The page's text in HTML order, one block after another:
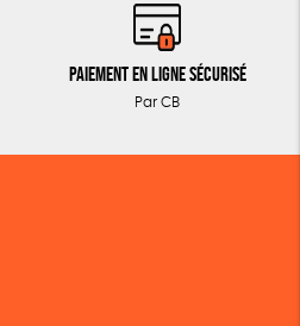
Paiement en ligne sécurisé
Par CB